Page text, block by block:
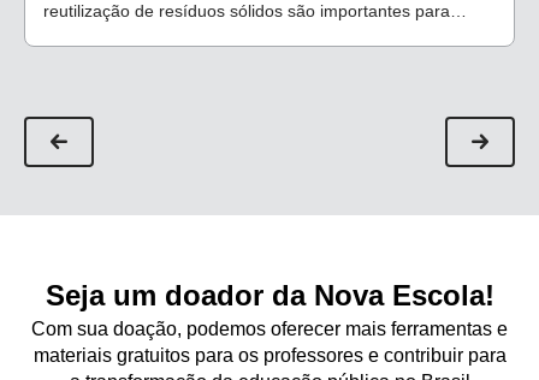
reutilização de resíduos sólidos são importantes para
Seja um doador da Nova Escola!
Com sua doação, podemos oferecer mais ferramentas e
materiais gratuitos para os professores e contribuir para